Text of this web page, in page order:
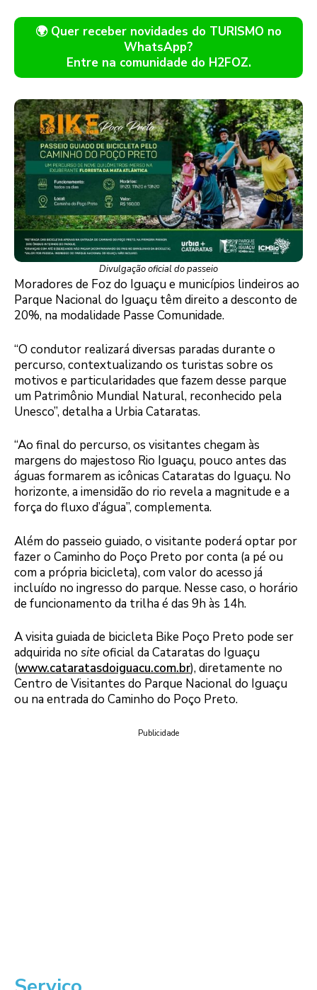
🌍 Quer receber novidades do TURISMO no
WhatsApp?
Entre na comunidade do H2FOZ.
Divulgação oficial do passeio
Moradores de Foz do Iguaçu e municípios lindeiros ao
Parque Nacional do Iguaçu têm direito a desconto de
20%, na modalidade Passe Comunidade.
“O condutor realizará diversas paradas durante o
percurso, contextualizando os turistas sobre os
motivos e particularidades que fazem desse parque
um Patrimônio Mundial Natural, reconhecido pela
Unesco”, detalha a Urbia Cataratas.
“Ao final do percurso, os visitantes chegam às
margens do majestoso Rio Iguaçu, pouco antes das
águas formarem as icônicas Cataratas do Iguaçu. No
horizonte, a imensidão do rio revela a magnitude e a
força do fluxo d’água”, complementa.
Além do passeio guiado, o visitante poderá optar por
fazer o Caminho do Poço Preto por conta (a pé ou
com a própria bicicleta), com valor do acesso já
incluído no ingresso do parque. Nesse caso, o horário
de funcionamento da trilha é das 9h às 14h.
A visita guiada de bicicleta Bike Poço Preto pode ser
adquirida no siteoficial da Cataratas do Iguaçu
(www.cataratasdoiguacu.com.br), diretamente no
Centro de Visitantes do Parque Nacional do Iguaçu
ou na entrada do Caminho do Poço Preto.
Publicidade